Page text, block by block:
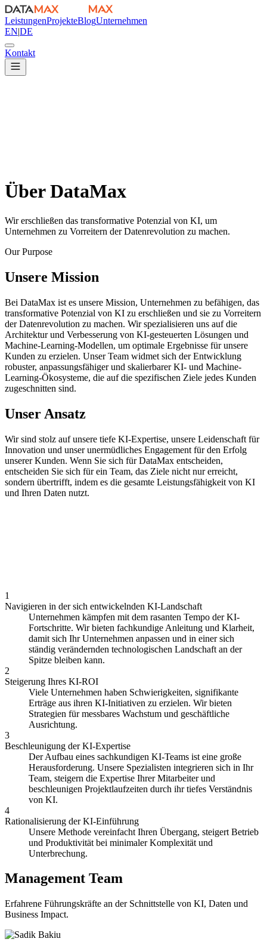
LeistungenProjekteBlogUnternehmen
EN|DE
Kontakt
Über DataMax
Wir erschließen das transformative Potenzial von KI, um
Unternehmen zu Vorreitern der Datenrevolution zu machen.
Our Purpose
Unsere Mission
Bei DataMax ist es unsere Mission, Unternehmen zu befähigen, das
transformative Potenzial von KI zu erschließen und sie zu Vorreitern
der Datenrevolution zu machen. Wir spezialisieren uns auf die
Architektur und Verbesserung von KI-gesteuerten Lösungen und
Machine-Learning-Modellen, um optimale Ergebnisse für unsere
Kunden zu erzielen. Unser Team widmet sich der Entwicklung
robuster, anpassungsfähiger und skalierbarer KI- und Machine-
Learning-Ökosysteme, die auf die spezifischen Ziele jedes Kunden
zugeschnitten sind.
Unser Ansatz
Wir sind stolz auf unsere tiefe KI-Expertise, unsere Leidenschaft für
Innovation und unser unermüdliches Engagement für den Erfolg
unserer Kunden. Wenn Sie sich für DataMax entscheiden,
entscheiden Sie sich für ein Team, das Ziele nicht nur erreicht,
sondern übertrifft, indem es die gesamte Leistungsfähigkeit von KI
und Ihren Daten nutzt.
1
Navigieren in der sich entwickelnden KI-Landschaft
Unternehmen kämpfen mit dem rasanten Tempo der KI-
Fortschritte. Wir bieten fachkundige Anleitung und Klarheit,
damit sich Ihr Unternehmen anpassen und in einer sich
ständig verändernden technologischen Landschaft an der
Spitze bleiben kann.
2
Steigerung Ihres KI-ROI
Viele Unternehmen haben Schwierigkeiten, signifikante
Erträge aus ihren KI-Initiativen zu erzielen. Wir bieten
Strategien für messbares Wachstum und geschäftliche
Ausrichtung.
3
Beschleunigung der KI-Expertise
Der Aufbau eines sachkundigen KI-Teams ist eine große
Herausforderung. Unsere Spezialisten integrieren sich in Ihr
Team, steigern die Expertise Ihrer Mitarbeiter und
beschleunigen Projektlaufzeiten durch ihr tiefes Verständnis
von KI.
4
Rationalisierung der KI-Einführung
Unsere Methode vereinfacht Ihren Übergang, steigert Betrieb
und Produktivität bei minimaler Komplexität und
Unterbrechung.
Management Team
Erfahrene Führungskräfte an der Schnittstelle von KI, Daten und
Business Impact.